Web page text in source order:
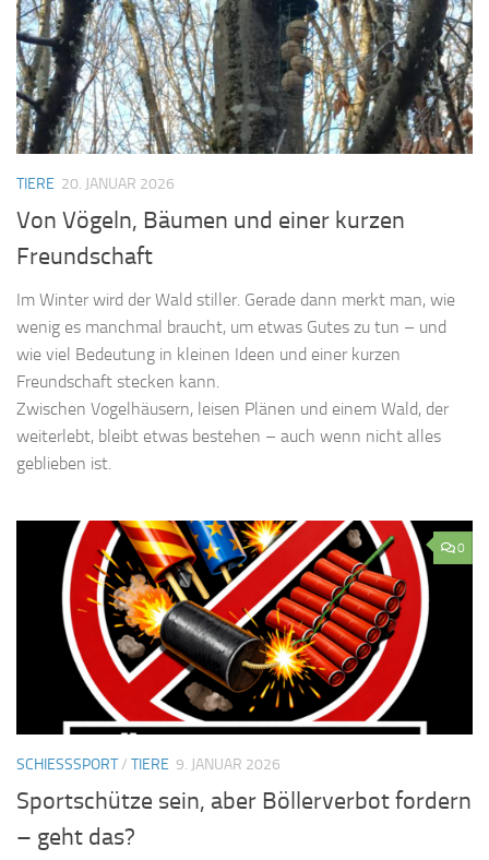
TIERE 20. JANUAR 2026
Von Vögeln, Bäumen und einer kurzen
Freundschaft
Im Winter wird der Wald stiller. Gerade dann merkt man, wie
wenig es manchmal braucht, um etwas Gutes zu tun – und
wie viel Bedeutung in kleinen Ideen und einer kurzen
Freundschaft stecken kann.
Zwischen Vogelhäusern, leisen Plänen und einem Wald, der
weiterlebt, bleibt etwas bestehen – auch wenn nicht alles
geblieben ist.
0
SCHIESSSPORT / TIERE 9. JANUAR 2026
Sportschütze sein, aber Böllerverbot fordern
– geht das?